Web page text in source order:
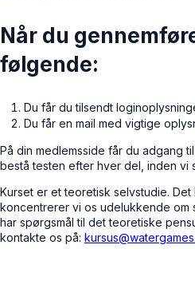
Når du
følgende:
Du får du tilsendt
Du får en mail med vigtige
På din medlemsside får du adgang
bestå testen efter hver del, inden vi
Kurset er et teoretisk selvstudie.
koncentrerer vi os udelukkende om
har spørgsmål til det teoretiske
kontakte os på: